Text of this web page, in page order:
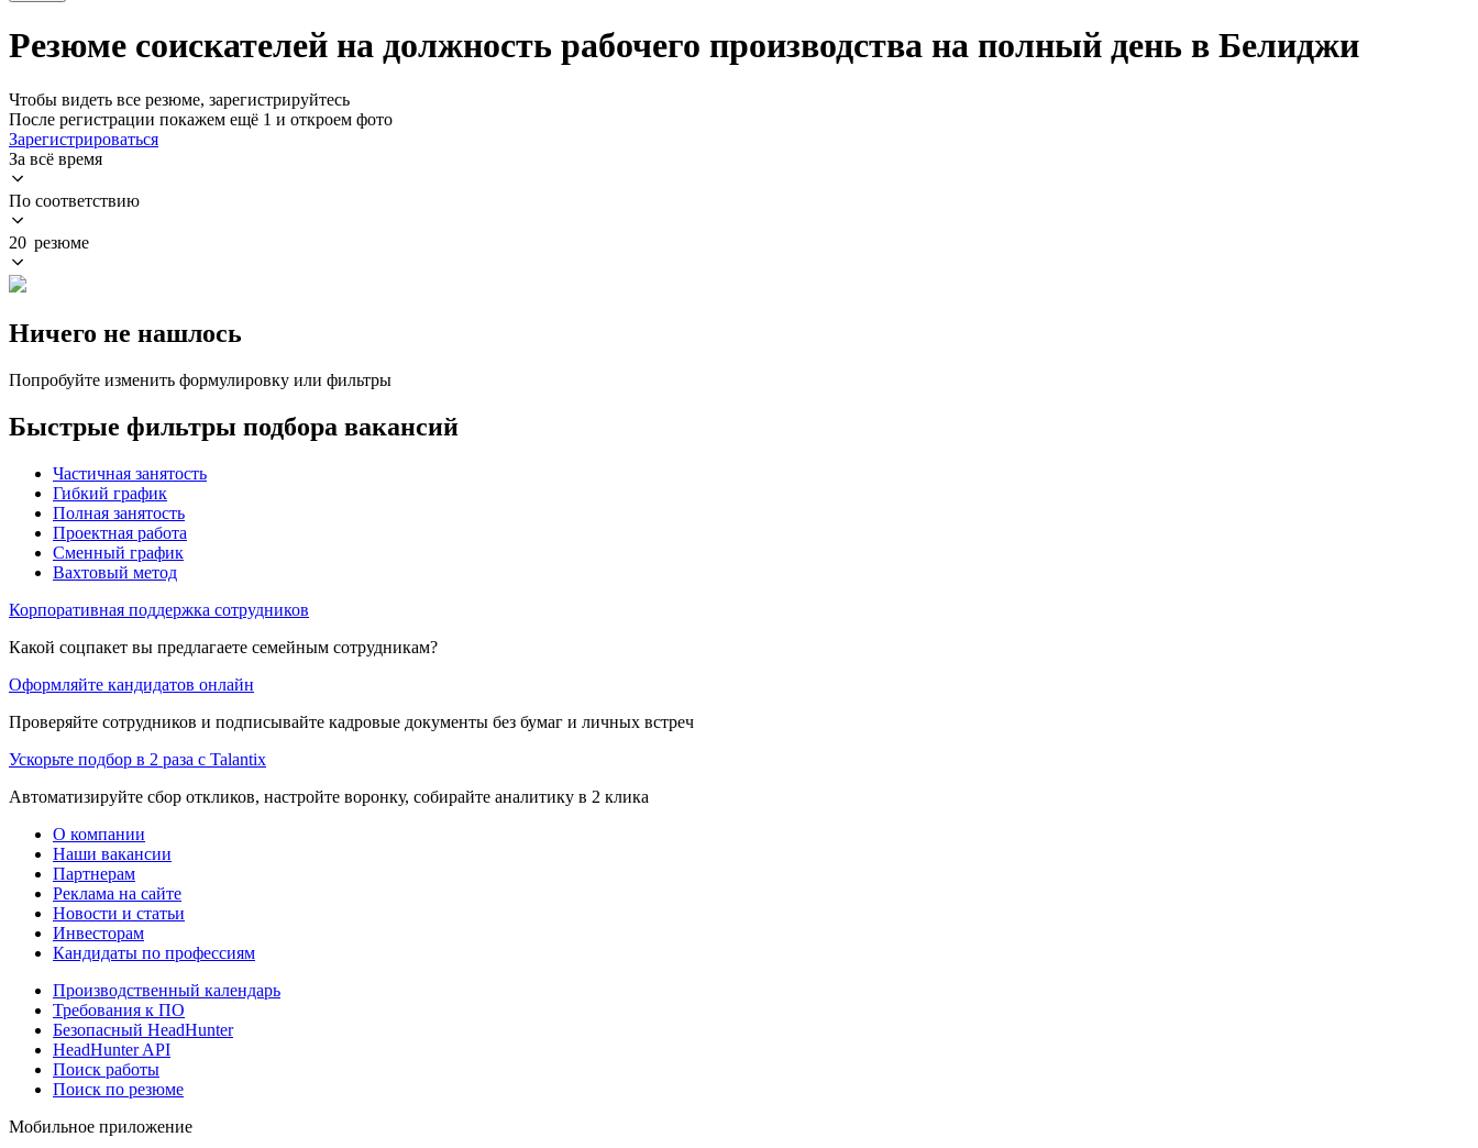
Резюме соискателей на должность рабочего производства на полный день в Белиджи
Чтобы видеть все резюме, зарегистрируйтесь
После регистрации покажем ещё 1 и откроем фото
Зарегистрироваться
За всё время
По соответствию
20 резюме
Ничего не нашлось
Попробуйте изменить формулировку или фильтры
Быстрые фильтры подбора вакансий
Частичная занятость
Гибкий график
Полная занятость
Проектная работа
Сменный график
Вахтовый метод
Корпоративная поддержка сотрудников
Какой соцпакет вы предлагаете семейным сотрудникам?
Оформляйте кандидатов онлайн
Проверяйте сотрудников и подписывайте кадровые документы без бумаг и личных встреч
Ускорьте подбор в 2 раза с Talantix
Автоматизируйте сбор откликов, настройте воронку, собирайте аналитику в 2 клика
О компании
Наши вакансии
Партнерам
Реклама на сайте
Новости и статьи
Инвесторам
Кандидаты по профессиям
Производственный календарь
Требования к ПО
Безопасный HeadHunter
HeadHunter API
Поиск работы
Поиск по резюме
Мобильное приложение